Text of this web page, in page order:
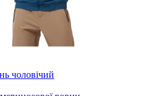
чоловічий